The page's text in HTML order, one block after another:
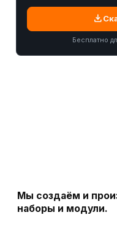
download
Бесплатно
Мы создаём и
наборы и модули.